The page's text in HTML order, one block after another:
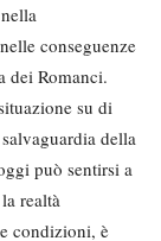
conseguenze
dei Romanci.
su di
della
può sentirsi a
realtà
condizioni, è